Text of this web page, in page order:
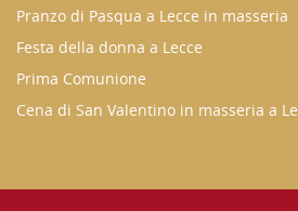
Pranzo di Pasqua a Lecce in masseria
Festa della donna a Lecce
Prima Comunione
Cena di San Valentino in masseria a